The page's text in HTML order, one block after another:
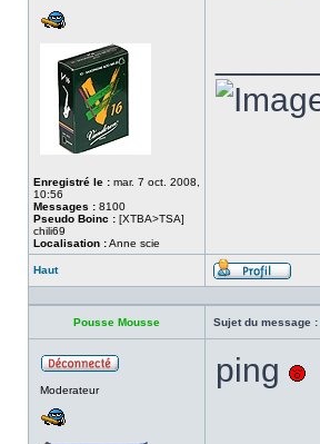
Enregistré le : mar. 7 oct. 2008,
10:56
Messages : 8100
Pseudo Boinc : [XTBA>TSA]
chili69
Localisation :Anne scie
Haut
Profil
Pousse Mousse Sujet du message :
Moderateur
ping